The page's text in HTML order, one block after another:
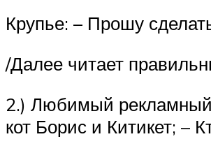
Крупье: – Прошу
/Далее читает
2.) Любимый рекламный
кот Борис и Китикет; –